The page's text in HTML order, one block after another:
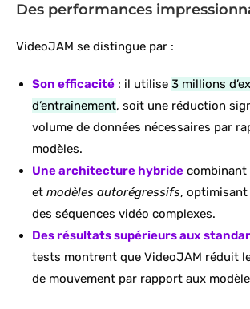
Des performances
VideoJAM se distingue par :
Son efficacité : il utilise 3 millions
d’entraînement, soit une réduction
volume de données nécessaires par
modèles.
Une architecture hybride combinant
et modèles autorégressifs,
des séquences vidéo complexes.
Des résultats supérieurs aux
tests montrent que VideoJAM réduit
de mouvement par rapport aux